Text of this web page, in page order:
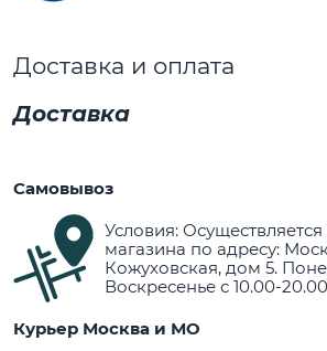
Доставка и оплата
Доставка
Самовывоз
Условия:
магазина по адресу:
Кожуховская, дом 5.
Воскресенье с 10.00-20.00
Курьер Москва и МО